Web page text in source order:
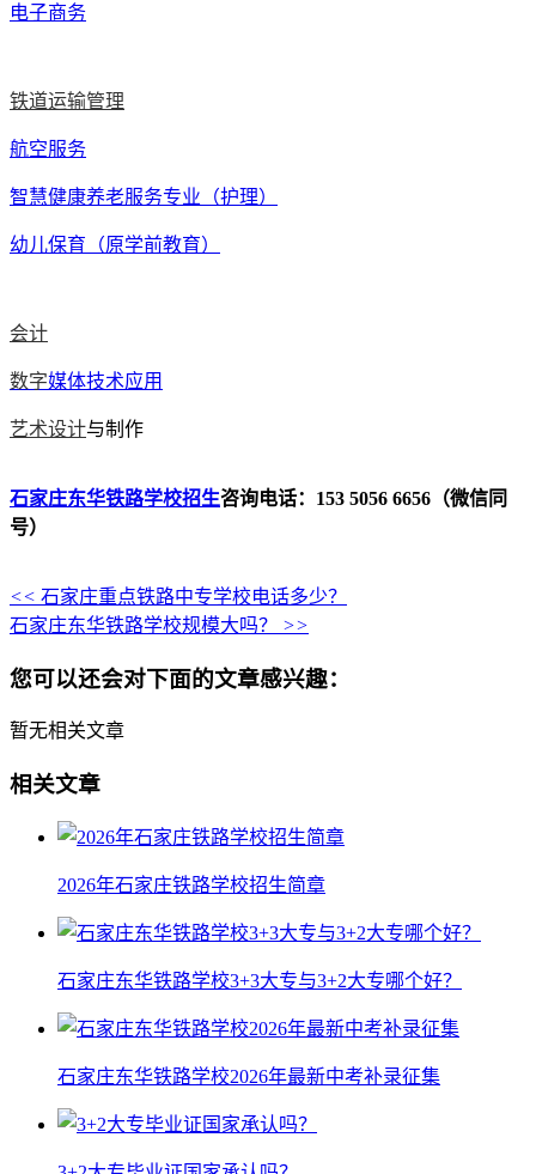
电子商务
铁道运输管理
航空服务
智慧健康养老服务专业（护理）
幼儿保育（原学前教育）
会计
数字媒体技术应用
艺术设计与制作
石家庄东华铁路学校招生咨询电话：153 5056 6656（微信同
号）
<< 石家庄重点铁路中专学校电话多少？
石家庄东华铁路学校规模大吗？ >>
您可以还会对下面的文章感兴趣：
暂无相关文章
相关文章
2026年石家庄铁路学校招生简章
石家庄东华铁路学校3+3大专与3+2大专哪个好？
石家庄东华铁路学校2026年最新中考补录征集